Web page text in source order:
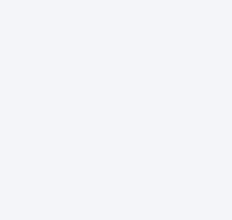
y medioambiente